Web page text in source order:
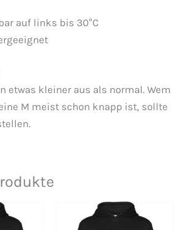
auf links bis 30°C
etwas kleiner aus als normal. Wem
M meist schon knapp ist, sollte